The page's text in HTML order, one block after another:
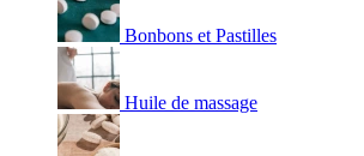
Bonbons et Pastilles
Huile de massage